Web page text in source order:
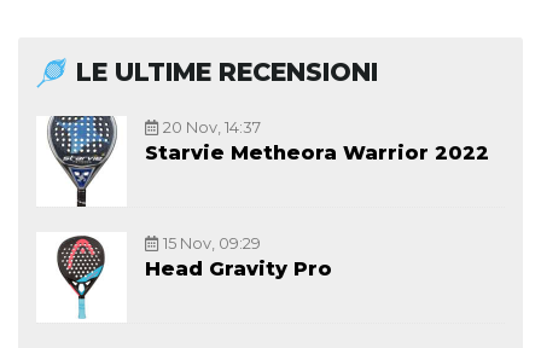
LE ULTIME RECENSIONI
20 Nov, 14:37
Starvie Metheora Warrior 2022
15 Nov, 09:29
Head Gravity Pro